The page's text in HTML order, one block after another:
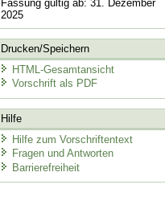
Fassung gültig ab: 31. Dezember
2025
Drucken/Speichern
HTML-Gesamtansicht
Vorschrift als PDF
Hilfe
Hilfe zum Vorschriftentext
Fragen und Antworten
Barrierefreiheit